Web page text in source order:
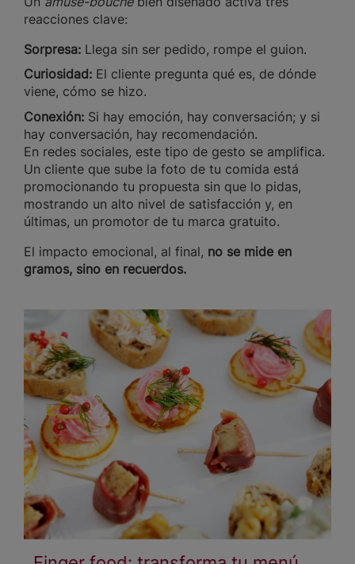
reacciones clave:
Sorpresa: Llega sin ser pedido, rompe el guion.
Curiosidad: El cliente pregunta qué es, de dónde
viene, cómo se hizo.
Conexión: Si hay emoción, hay conversación; y si
hay conversación, hay recomendación.
En redes sociales, este tipo de gesto se amplifica.
Un cliente que sube la foto de tu comida está
promocionando tu propuesta sin que lo pidas,
mostrando un alto nivel de satisfacción y, en
últimas, un promotor de tu marca gratuito.
El impacto emocional, al final, no se mide en
gramos, sino en recuerdos.